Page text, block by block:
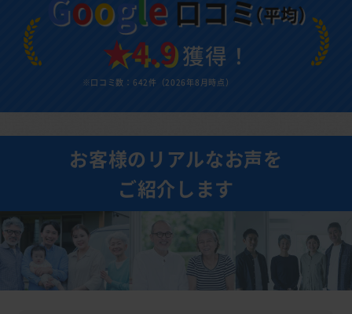
★4.9獲得！
※口コミ数：642件（2026年8月時点）
お客様のリアルなお声を
ご紹介します